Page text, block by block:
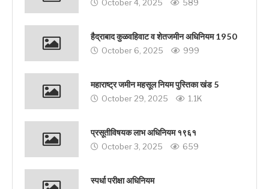
October 4, 2025 589
हैद्राबाद कुळवहिवाट व शेतजमीन अधिनियम 1950
October 6, 2025 999
महाराष्ट्र जमीन महसूल नियम पुस्तिका खंड 5
October 29, 2025 1.1K
प्रसूतीविषयक लाभ अधिनियम १९६१
October 3, 2025 659
स्पर्धा परीक्षा अधिनियम